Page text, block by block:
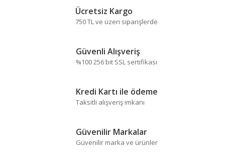
Bu ürüne ilk yorumu siz yapın!
formunu kullanarak tarafımıza iletebilirsiniz.
Görüş ve önerileriniz için teşekkür ederiz.
Ürün açıklamasında eksik bilgiler bulunuyor.
Ürün fiyatı diğer sitelerden daha pahalı.
Bu ürüne benzer farklı alternatifler olmalı.
Ücretsiz Kargo
750 TL ve üzeri siparişlerde
Güvenli Alışveriş
%100 256 bit SSL sertifikası
Kredi Kartı ile ödeme
Taksitli alışveriş imkanı
Güvenilir Markalar
Güvenilir marka ve ürünler